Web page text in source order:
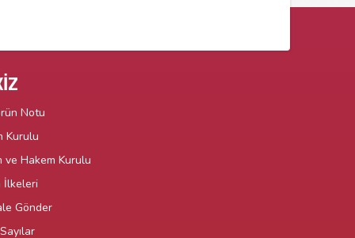
Notu
Kurulu
ve Hakem Kurulu
İlkeleri
Gönder